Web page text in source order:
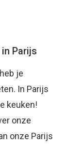
Parijs
je
In Parijs
keuken!
onze
onze Parijs